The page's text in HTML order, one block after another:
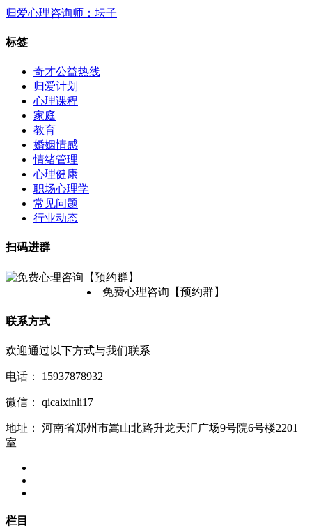
归爱心理咨询师：坛子
标签
奇才公益热线
归爱计划
心理课程
家庭
教育
婚姻情感
情绪管理
心理健康
职场心理学
常见问题
行业动态
扫码进群
免费心理咨询【预约群】
联系方式
欢迎通过以下方式与我们联系
电话： 15937878932
微信： qicaixinli17
地址：
河南省郑州市嵩山北路升龙天汇广场9号院6号楼2201
室
栏目